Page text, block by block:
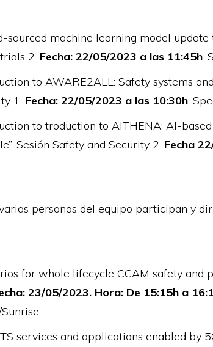
sourced machine learning model update
2. Fecha: 22/05/2023 a las 11:45h.
to AWARE2ALL: Safety systems
1. Fecha: 22/05/2023 a las 10:30h.
to troduction to AITHENA: AI-
Sesión Safety and Security 2. Fecha
personas del equipo participan y
for whole lifecycle CCAM safety and
23/05/2023. Hora: De 15:15h a
services and applications enabled by